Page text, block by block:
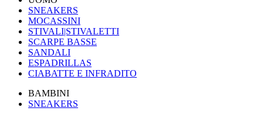
SNEAKERS
MOCASSINI
STIVALI|STIVALETTI
SCARPE BASSE
SANDALI
ESPADRILLAS
CIABATTE E INFRADITO
BAMBINI
SNEAKERS